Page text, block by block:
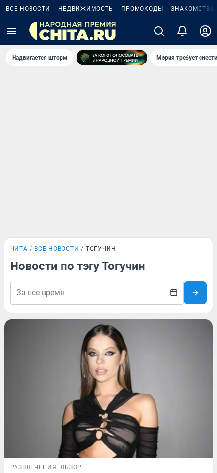
ВСЕ НОВОСТИ НЕДВИЖИМОСТЬ ПРОМОКОДЫ ЗНАКОМСТВА
Надвигается шторм Мэрия требует
ЧИТА ВСЕ НОВОСТИ ТОГУЧИН
Новости по тэгу Тогучин
РАЗВЛЕЧЕНИЯ ОБЗОР